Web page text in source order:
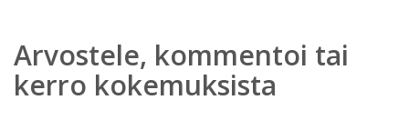
Arvostele, kommentoi tai
kerro kokemuksista